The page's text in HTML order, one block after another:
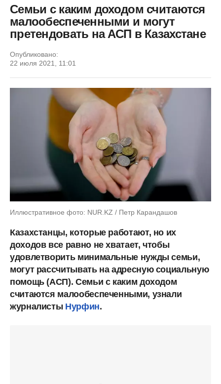
Семьи с каким доходом считаются
малообеспеченными и могут
претендовать на АСП в Казахстане
Опубликовано:
22 июля 2021, 11:01
Иллюстративное фото: NUR.KZ / Петр Карандашов
Казахстанцы, которые работают, но их
доходов все равно не хватает, чтобы
удовлетворить минимальные нужды семьи,
могут рассчитывать на адресную социальную
помощь (АСП). Семьи с каким доходом
считаются малообеспеченными, узнали
журналисты Нурфин.